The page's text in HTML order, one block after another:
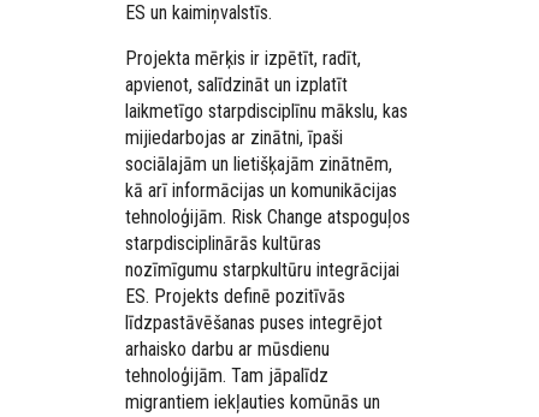
ES un kaimiņvalstīs.
Projekta mērķis ir izpētīt, radīt,
apvienot, salīdzināt un izplatīt
laikmetīgo starpdisciplīnu mākslu, kas
mijiedarbojas ar zinātni, īpaši
sociālajām un lietišķajām zinātnēm,
kā arī informācijas un komunikācijas
tehnoloģijām. Risk Change atspoguļos
starpdisciplinārās kultūras
nozīmīgumu starpkultūru integrācijai
ES. Projekts definē pozitīvās
līdzpastāvēšanas puses integrējot
arhaisko darbu ar mūsdienu
tehnoloģijām. Tam jāpalīdz
migrantiem iekļauties komūnās un